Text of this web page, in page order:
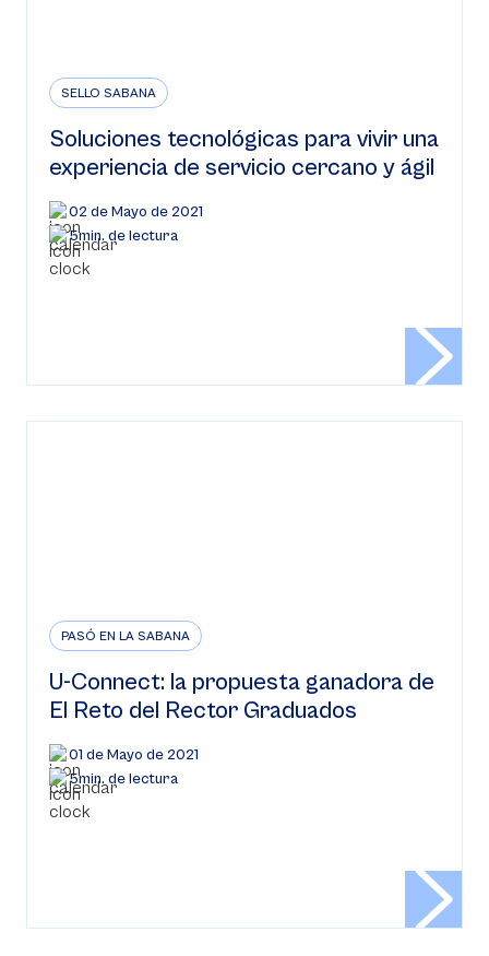
SELLO SABANA
Soluciones tecnológicas para vivir una
experiencia de servicio cercano y ágil
02 de Mayo de 2021
5min. de lectura
PASÓ EN LA SABANA
U-Connect: la propuesta ganadora de
El Reto del Rector Graduados
01 de Mayo de 2021
5min. de lectura